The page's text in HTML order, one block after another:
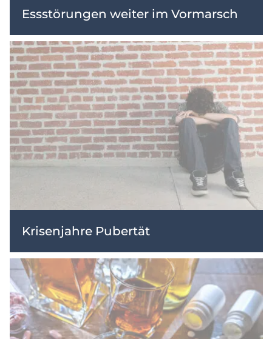
Essstörungen weiter im Vormarsch
Krisenjahre Pubertät